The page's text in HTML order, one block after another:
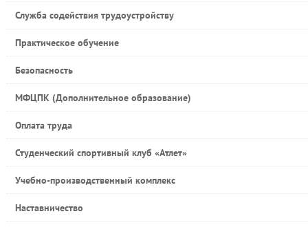
Служба содействия трудоустройству
Практическое обучение
Безопасность
МФЦПК (Дополнительное образование)
Оплата труда
Студенческий спортивный клуб «Атлет»
Учебно-производственный комплекс
Наставничество